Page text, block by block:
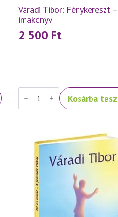
Váradi Tibor: Fénykereszt –
imakönyv
2 500 Ft
Váradi
Tibor:
Fénykereszt
Kosárba